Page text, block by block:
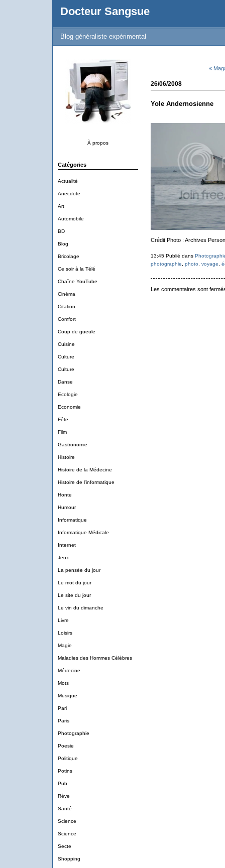
Docteur Sangsue
Blog généraliste expérimental
À propos
Catégories
Actualité
Anecdote
Art
Automobile
BD
Blog
Bricolage
Ce soir à la Télé
Chaîne YouTube
Cinéma
Citation
Comfort
Coup de gueule
Cuisine
Culture
Culture
Danse
Ecologie
Economie
Fête
Film
Gastronomie
Histoire
Histoire de la Médecine
Histoire de l'informatique
Honte
Humour
Informatique
Informatique Médicale
Internet
Jeux
La pensée du jour
Le mot du jour
Le site du jour
Le vin du dimanche
Livre
Loisirs
Magie
Maladies des Hommes Célèbres
Médecine
Mots
Musique
Pari
Paris
Photographie
Poesie
Politique
Potins
Pub
Rève
Santé
Science
Science
Secte
Shopping
«
26/06/2008
Yole Andernosienne
Crédit Photo : Archives
13:45 Publié dans
photographie
photo voyage
Les commentaires sont